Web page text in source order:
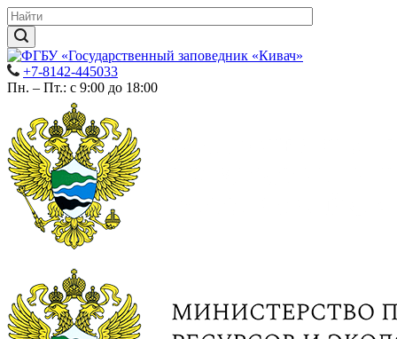
+7-8142-445033
Пн. – Пт.: с 9:00 до 18:00